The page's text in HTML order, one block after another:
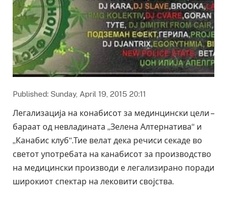
Published: Sunday, April 19, 2015 20:11
Легализација на конабисот за мединцински цели –
бараат од невладината „Зелена Алтернатива“ и
„Канабис клуб“.Тие велат дека речиси секаде во
светот употребата на канабисот за производство
на медицински производи е легализирано поради
широкиот спектар на лековити својства.